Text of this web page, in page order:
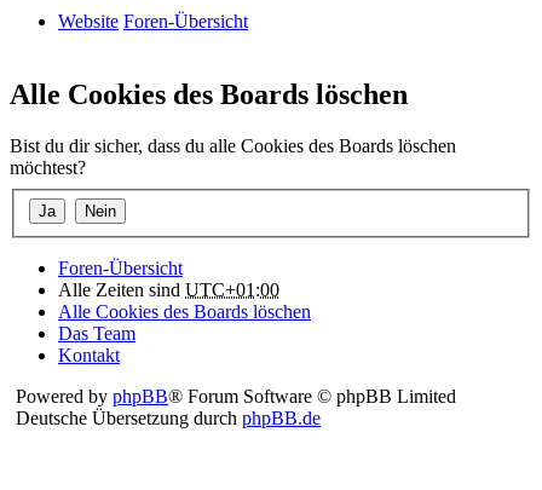
Website Foren-Übersicht
Alle Cookies des Boards löschen
Bist du dir sicher, dass du alle Cookies des Boards löschen
möchtest?
Foren-Übersicht
Alle Zeiten sind UTC+01:00
Alle Cookies des Boards löschen
Das Team
Kontakt
Powered by phpBB® Forum Software © phpBB Limited
Deutsche Übersetzung durch phpBB.de